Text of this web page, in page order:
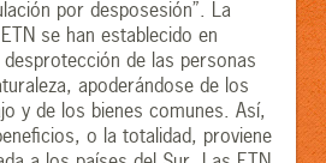
por desposesión”. La
se han establecido en
de las personas
apoderándose de los
y de los bienes comunes. Así,
o la totalidad, proviene